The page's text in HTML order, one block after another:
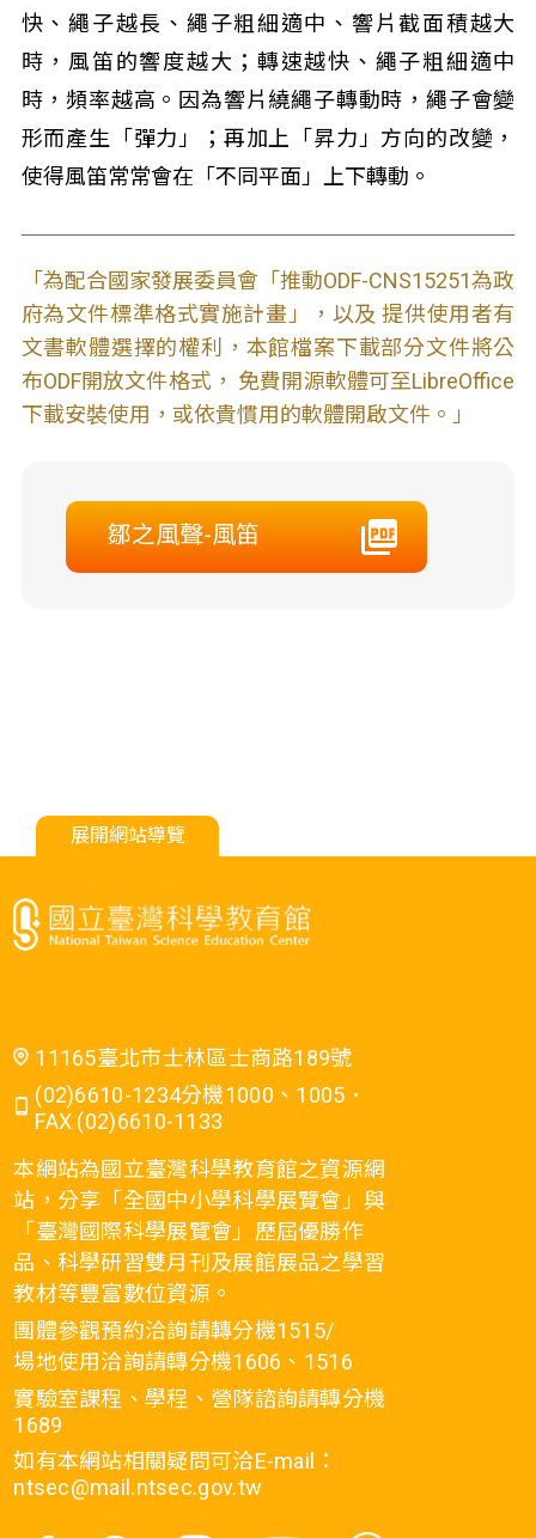
快、繩子越長、繩子粗細適中、響片截面積越大
時，風笛的響度越大；轉速越快、繩子粗細適中
時，頻率越高。因為響片繞繩子轉動時，繩子會變
形而產生「彈力」；再加上「昇力」方向的改變，
使得風笛常常會在「不同平面」上下轉動。
「為配合國家發展委員會「推動ODF-CNS15251為政
府為文件標準格式實施計畫」，以及 提供使用者有
文書軟體選擇的權利，本館檔案下載部分文件將公
布ODF開放文件格式， 免費開源軟體可至LibreOffice
下載安裝使用，或依貴慣用的軟體開啟文件。」
鄒之風聲-風笛
展開網站導覽
11165臺北市士林區士商路189號
(02)6610-1234分機1000、1005．
FAX (02)6610-1133
本網站為國立臺灣科學教育館之資源網
站，分享「全國中小學科學展覽會」與
「臺灣國際科學展覽會」歷屆優勝作
品、科學研習雙月刊及展館展品之學習
教材等豐富數位資源。
團體參觀預約洽詢請轉分機1515/
場地使用洽詢請轉分機1606、1516
實驗室課程、學程、營隊諮詢請轉分機
1689
如有本網站相關疑問可洽E-mail：
ntsec@mail.ntsec.gov.tw